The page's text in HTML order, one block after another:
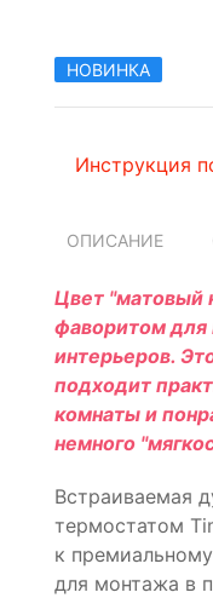
НОВИНКА
Инструкция
ОПИСАНИЕ
Цвет "матовый
фаворитом для
интерьеров.
подходит
комнаты и
немного
Встраиваемая
термостатом
к
для монтажа в